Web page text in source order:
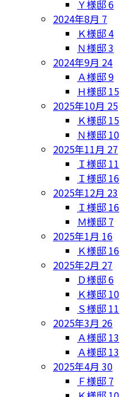
Ｙ様邸6
2024年8月 7
Ｋ様邸4
Ｎ様邸3
2024年9月 24
Ａ様邸9
Ｈ様邸 15
2025年10月 25
Ｋ様邸 15
Ｎ様邸 10
2025年11月 27
Ｉ様邸 11
Ｉ様邸 16
2025年12月 23
Ｉ様邸 16
Ｍ様邸 7
2025年1月 16
Ｋ様邸 16
2025年2月 27
Ｄ様邸6
Ｋ様邸 10
Ｓ様邸 11
2025年3月 26
Ａ様邸 13
Ａ様邸 13
2025年4月 30
Ｆ様邸 7